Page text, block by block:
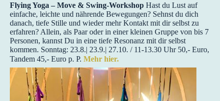
Flying Yoga – Move & Swing-Workshop Hast du Lust auf
einfache, leichte und nährende Bewegungen? Sehnst du dich
danach, tiefe Stille und wieder mehr Kontakt mit dir selbst zu
erfahren? Allein, als Paar oder in einer kleinen Gruppe von bis 7
Personen, kannst Du in eine tiefe Resonanz mit dir selbst
kommen. Sonntag: 23.8.| 23.9.| 27.10. / 11-13.30 Uhr 50,- Euro,
Tandem 45,- Euro p. P. Mehr hier.